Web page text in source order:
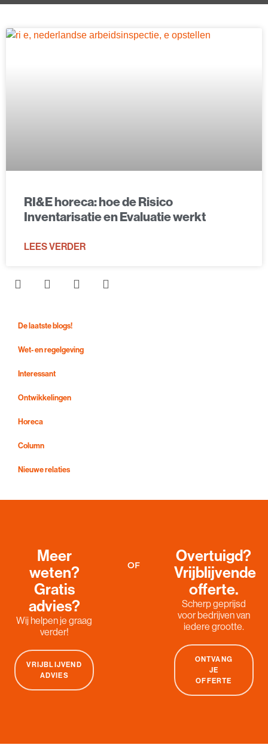
RI&E horeca: hoe de Risico
Inventarisatie en Evaluatie werkt
LEES VERDER
De laatste blogs!
Wet- en regelgeving
Interessant
Ontwikkelingen
Horeca
Column
Nieuwe relaties
Meer
weten?
Gratis
advies?
Wij helpen je graag
verder!
VRIJBLIJVEND
ADVIES
OF
Overtuigd?
Vrijblijvende
offerte.
Scherp geprijsd
voor bedrijven van
iedere grootte.
ONTVANG
JE
OFFERTE